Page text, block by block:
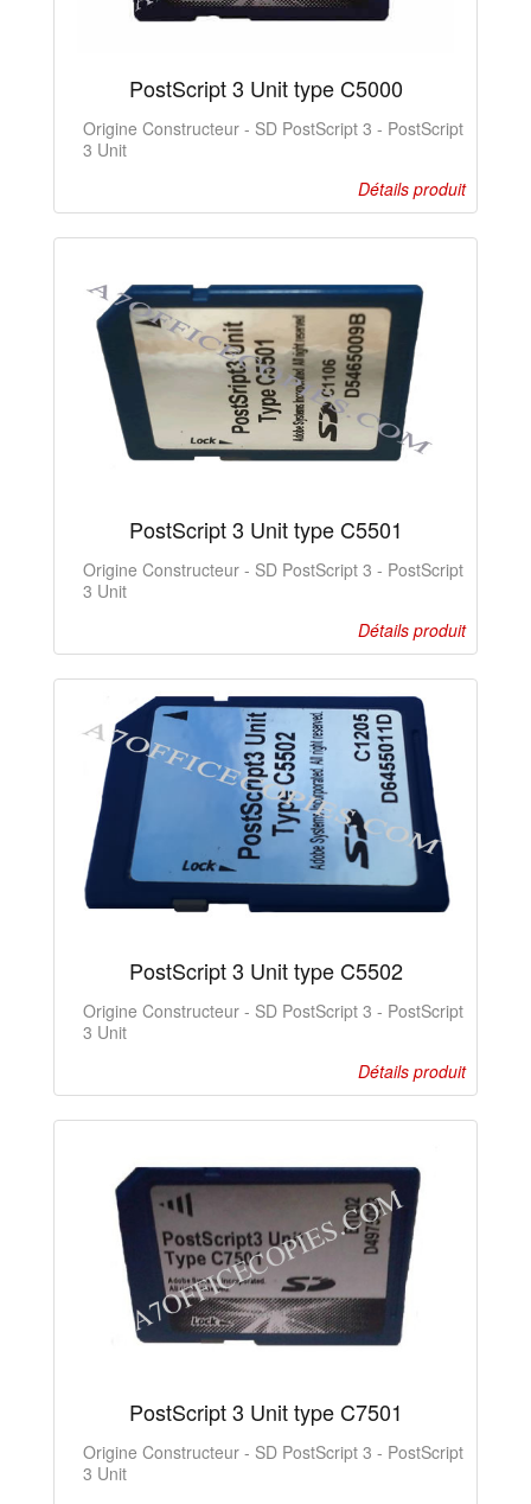
PostScript 3 Unit type C5000
Origine Constructeur - SD PostScript 3 - PostScript
3 Unit
Détails produit
PostScript 3 Unit type C5501
Origine Constructeur - SD PostScript 3 - PostScript
3 Unit
Détails produit
PostScript 3 Unit type C5502
Origine Constructeur - SD PostScript 3 - PostScript
3 Unit
Détails produit
PostScript 3 Unit type C7501
Origine Constructeur - SD PostScript 3 - PostScript
3 Unit